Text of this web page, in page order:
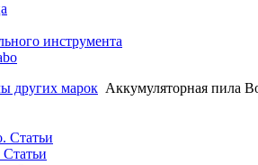
инструмента
других марок Аккумуляторная пила
Статьи